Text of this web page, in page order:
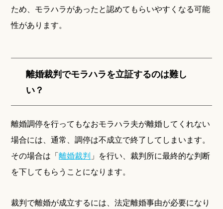
ため、モラハラがあったと認めてもらいやすくなる可能
性があります。
離婚裁判でモラハラを立証するのは難し
い？
離婚調停を行ってもなおモラハラ夫が離婚してくれない
場合には、通常、調停は不成立で終了してしまいます。
その場合は「離婚裁判 」を行い、裁判所に最終的な判断
を下してもらうことになります。
裁判で離婚が成立するには、法定離婚事由が必要になり